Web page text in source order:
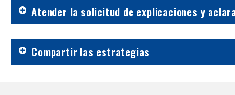
Atender la solicitud de explicaciones y
Compartir las estrategias